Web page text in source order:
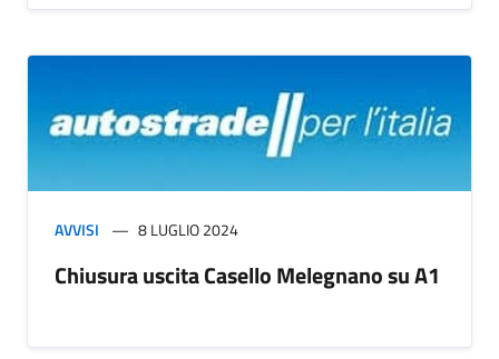
AVVISI 8 LUGLIO 2024
Chiusura uscita Casello Melegnano su A1